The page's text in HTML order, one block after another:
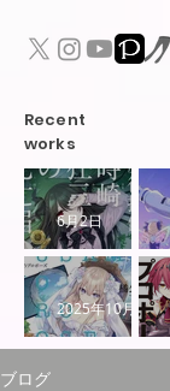
​Recent
works
魔術探
偵・時崎
狂三の死
亡届
6月2日
王様の
プロポ
2025年10月25日
ブログ